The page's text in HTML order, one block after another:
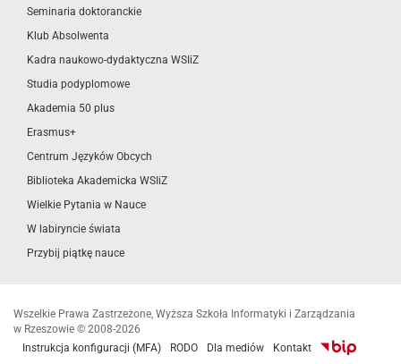
Seminaria doktoranckie
Klub Absolwenta
Kadra naukowo-dydaktyczna WSIiZ
Studia podyplomowe
Akademia 50 plus
Erasmus+
Centrum Języków Obcych
Biblioteka Akademicka WSIiZ
Wielkie Pytania w Nauce
W labiryncie świata
Przybij piątkę nauce
Wszelkie Prawa Zastrzeżone, Wyższa Szkoła Informatyki i Zarządzania
w Rzeszowie © 2008-2026
Instrukcja konfiguracji (MFA)
RODO Dla mediów Kontakt